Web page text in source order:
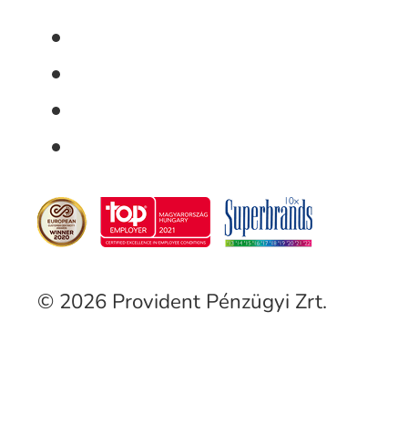
© 2026 Provident Pénzügyi Zrt.